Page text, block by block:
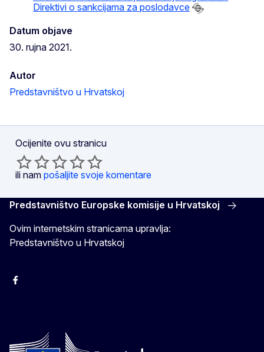
Direktivi o sankcijama za poslodavce
Datum objave
30. rujna 2021.
Autor
Predstavništvo u Hrvatskoj
Ocijenite ovu stranicu
ili nam pošaljite svoje komentare
Predstavništvo Europske komisije u Hrvatskoj
Ovim internetskim stranicama upravlja:
Predstavništvo u Hrvatskoj
Facebook